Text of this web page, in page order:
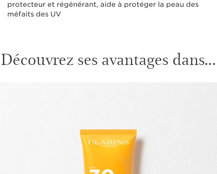
protecteur et régénérant, aide à protéger la peau des
méfaits des UV
Découvrez ses avantages dans...